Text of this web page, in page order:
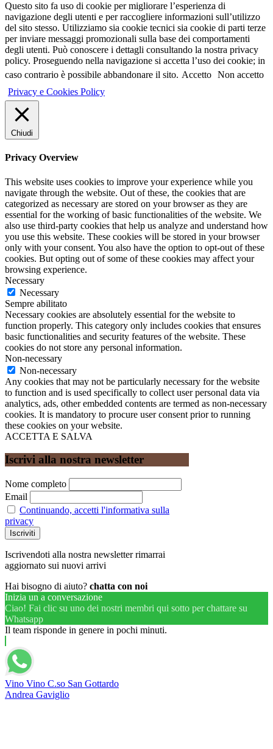
Questo sito fa uso di cookie per migliorare l’esperienza di
navigazione degli utenti e per raccogliere informazioni sull’utilizzo
del sito stesso. Utilizziamo sia cookie tecnici sia cookie di parti terze
per inviare messaggi promozionali sulla base dei comportamenti
degli utenti. Può conoscere i dettagli consultando la nostra privacy
policy. Proseguendo nella navigazione si accetta l’uso dei cookie; in
caso contrario è possibile abbandonare il sito. Accetto Non accetto
Privacy e Cookies Policy
Chiudi
Privacy Overview
This website uses cookies to improve your experience while you
navigate through the website. Out of these, the cookies that are
categorized as necessary are stored on your browser as they are
essential for the working of basic functionalities of the website. We
also use third-party cookies that help us analyze and understand how
you use this website. These cookies will be stored in your browser
only with your consent. You also have the option to opt-out of these
cookies. But opting out of some of these cookies may affect your
browsing experience.
Necessary
Necessary
Sempre abilitato
Necessary cookies are absolutely essential for the website to
function properly. This category only includes cookies that ensures
basic functionalities and security features of the website. These
cookies do not store any personal information.
Non-necessary
Non-necessary
Any cookies that may not be particularly necessary for the website
to function and is used specifically to collect user personal data via
analytics, ads, other embedded contents are termed as non-necessary
cookies. It is mandatory to procure user consent prior to running
these cookies on your website.
ACCETTA E SALVA
Iscrivi alla nostra newsletter
Nome completo
Email
Continuando, accetti l'informativa sulla
privacy
Iscrivendoti alla nostra newsletter rimarrai
aggiornato sui nuovi arrivi
Hai bisogno di aiuto? chatta con noi
Inizia un a conversazione
Ciao! Fai clic su uno dei nostri membri qui sotto per chattare su
Whatsapp
Il team risponde in genere in pochi minuti.
Vino Vino C.so San Gottardo
Andrea Gaviglio